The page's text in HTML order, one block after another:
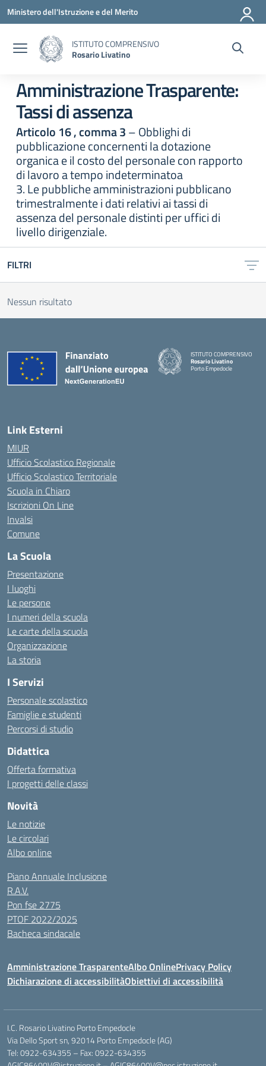
Vai ai contenuti
Vai al menu di navigazione
Vai al footer
Ministero dell'Istruzione e del Merito
ISTITUTO COMPRENSIVO
Rosario Livatino
Amministrazione Trasparente:
Tassi di assenza
Articolo 16 , comma 3– Obblighi di
pubblicazione concernenti la dotazione
organica e il costo del personale con rapporto
di lavoro a tempo indeterminatoa
3. Le pubbliche amministrazioni pubblicano
trimestralmente i dati relativi ai tassi di
assenza del personale distinti per uffici di
livello dirigenziale.
FILTRI
Nessun risultato
ISTITUTO COMPRENSIVO
Rosario Livatino
Porto Empedocle
Link Esterni
MIUR
Ufficio Scolastico Regionale
Ufficio Scolastico Territoriale
Scuola in Chiaro
Iscrizioni On Line
Invalsi
Comune
La Scuola
Presentazione
I luoghi
Le persone
I numeri della scuola
Le carte della scuola
Organizzazione
La storia
I Servizi
Personale scolastico
Famiglie e studenti
Percorsi di studio
Didattica
Offerta formativa
I progetti delle classi
Novità
Le notizie
Le circolari
Albo online
Piano Annuale Inclusione
R.A.V.
Pon fse 2775
PTOF 2022/2025
Bacheca sindacale
Amministrazione TrasparenteAlbo OnlinePrivacy Policy
Dichiarazione di accessibilitàObiettivi di accessibilità
I.C. Rosario Livatino Porto Empedocle
Via Dello Sport sn, 92014 Porto Empedocle (AG)
Tel: 0922-634355 – Fax: 0922-634355